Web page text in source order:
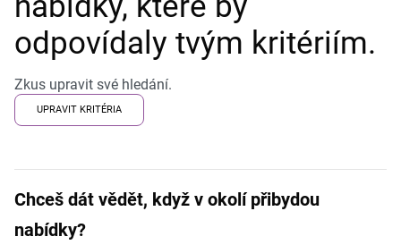
odpovídaly tvým kritériím.
Zkus upravit své hledání.
UPRAVIT KRITÉRIA
Chceš dát vědět, když v okolí přibydou
nabídky?